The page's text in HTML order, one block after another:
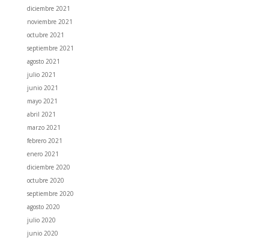
diciembre 2021
noviembre 2021
octubre 2021
septiembre 2021
agosto 2021
julio 2021
junio 2021
mayo 2021
abril 2021
marzo 2021
febrero 2021
enero 2021
diciembre 2020
octubre 2020
septiembre 2020
agosto 2020
julio 2020
junio 2020